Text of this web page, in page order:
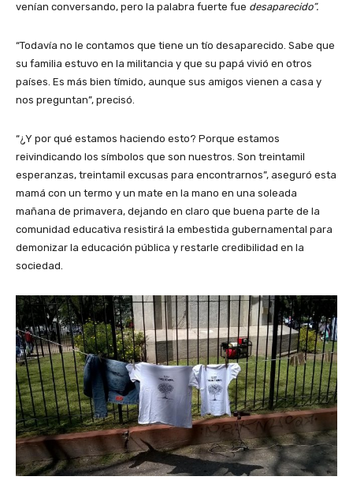
venían conversando, pero la palabra fuerte fue desaparecido”.
“Todavía no le contamos que tiene un tío desaparecido. Sabe que
su familia estuvo en la militancia y que su papá vivió en otros
países. Es más bien tímido, aunque sus amigos vienen a casa y
nos preguntan”, precisó.
“¿Y por qué estamos haciendo esto? Porque estamos
reivindicando los símbolos que son nuestros. Son treintamil
esperanzas, treintamil excusas para encontrarnos”, aseguró esta
mamá con un termo y un mate en la mano en una soleada
mañana de primavera, dejando en claro que buena parte de la
comunidad educativa resistirá la embestida gubernamental para
demonizar la educación pública y restarle credibilidad en la
sociedad.